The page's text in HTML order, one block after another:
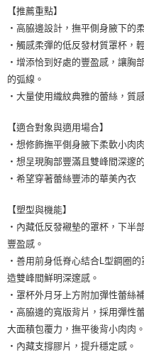
離島宅配
每筆NT$200，滿NT$1,500(含
【推薦重點】
・高脇邊設計，撫平側身腋下的
・觸感柔彈的低反發材質罩杯，
・增添恰到好處的豐盈感，讓胸
的弧線。
・大量使用織紋典雅的蕾絲，質
【適合對象與適用場合】
・想修飾撫平側身腋下柔軟小肉肉
・想呈現胸部豐滿且雙峰間深邃
・希望穿著蕾絲豐沛的華美內衣
【塑型與機能】
・內藏低反發襯墊的罩杯，下半
豐盈感。
・善用前身低脊心結合L型鋼圈
造雙峰間鮮明深邃感。
・罩杯外月牙上方附加彈性蕾絲
・高脇邊的寬版背片，採用彈性
大面積包覆力，撫平後背小肉肉。
・內藏支撐膠片，提升穩定感。